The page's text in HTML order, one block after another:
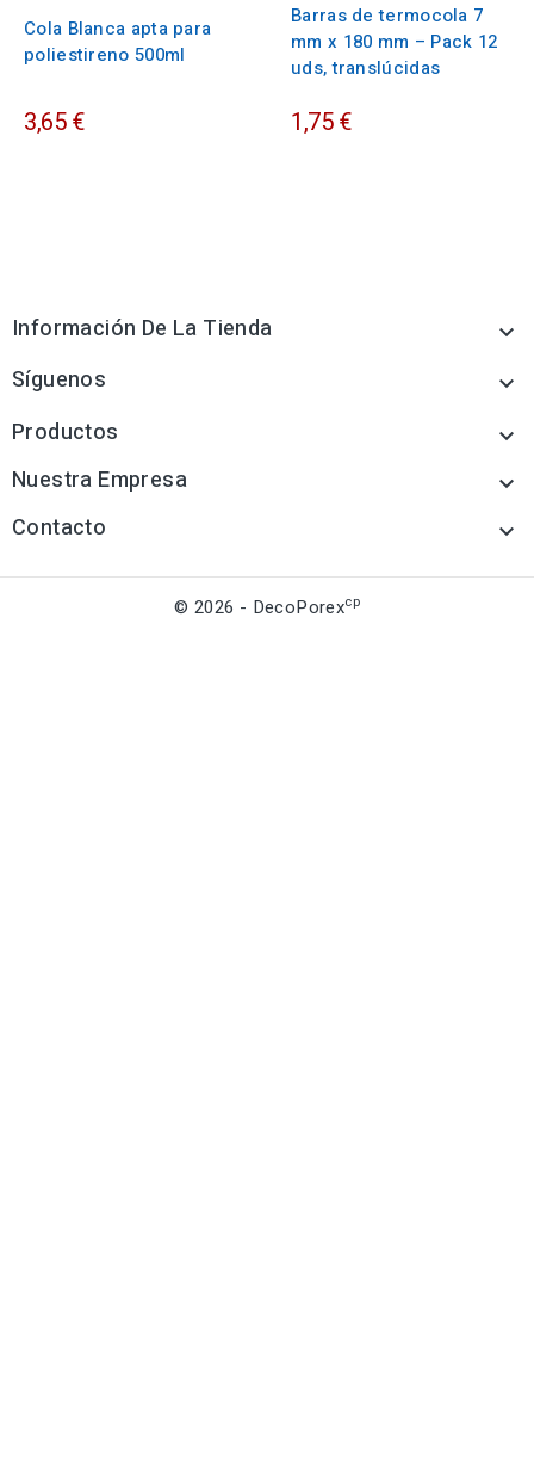
Cola Blanca apta para
poliestireno 500ml
3,65 €
Barras de termocola 7
mm x 180 mm – Pack 12
uds, translúcidas
1,75 €
Información De La Tienda 
Síguenos 
Productos 
Nuestra Empresa 
Contacto 
© 2026 - DecoPorexcp